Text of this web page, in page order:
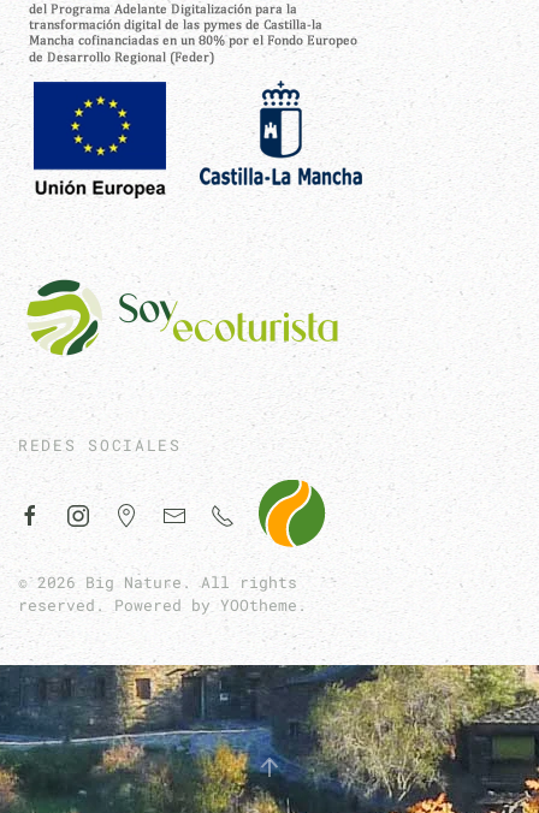
REDES SOCIALES
© 2026 Big Nature. All rights
reserved. Powered by YOOtheme .